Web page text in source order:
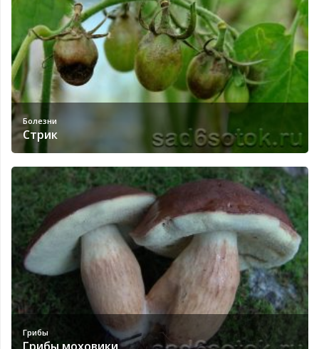
Болезни
Стрик
Грибы